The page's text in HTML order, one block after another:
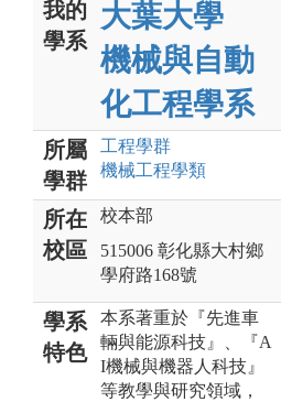
我的
學系
大葉大學
機械與自動
化工程學系
所屬
學群
工程學群
機械工程學類
所在
校區
校本部
515006 彰化縣大村鄉
學府路168號
學系
特色
本系著重於『先進車
輛與能源科技』、『A
I機械與機器人科技』
等教學與研究領域，